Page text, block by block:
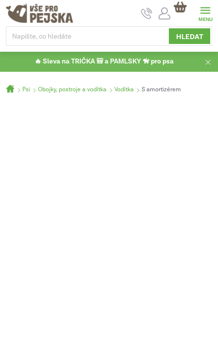
Přejít
obsah
HLEDAT
NÁKUPNÍ
KOŠÍK
🔥 Sleva na TRIČKA 🎒 a PAMLSKY 🦮 pro psa
Domů
Psi Obojky, postroje a vodítka Vodítka S amortizérem